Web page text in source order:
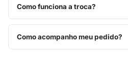
ou pague à vista no Pix com 8% de
Como funciona a troca?
Você tem 7 dias após o
Basta entrar em contato pelo
Como acompanho meu pedido?